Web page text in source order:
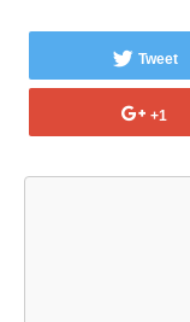
Tweet
+1